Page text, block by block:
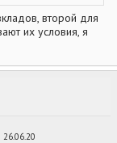
второй для
их условия, я
26.06.20